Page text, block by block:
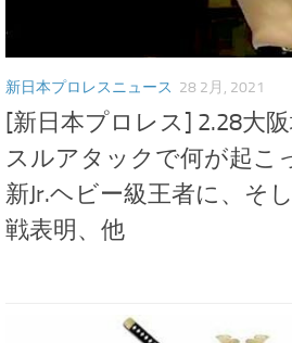
新日本プロレスニュース 28 2月, 2021
[新日本プロレス] 2.28大
スルアタックで何が起こ
新Jr.ヘビー級王者に、そ
戦表明、他